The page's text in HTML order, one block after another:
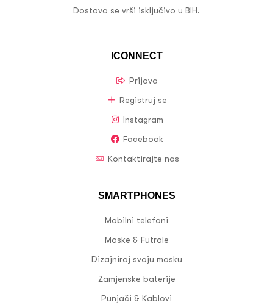
ICONNECT
Prijava
Registruj se
Instagram
Facebook
Kontaktirajte nas
SMARTPHONES
Mobilni telefoni
Maske & Futrole
Dizajniraj svoju masku
Zamjenske baterije
Punjači & Kablovi
Dostava se vrši isključivo u BIH.